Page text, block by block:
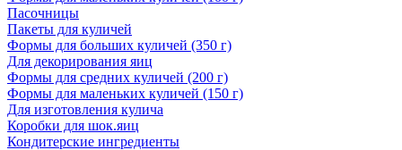
Пасочницы
Пакеты для куличей
Формы для больших куличей (350 г)
Для декорирования яиц
Формы для средних куличей (200 г)
Формы для маленьких куличей (150 г)
Для изготовления кулича
Коробки для шок.яиц
Кондитерские ингредиенты